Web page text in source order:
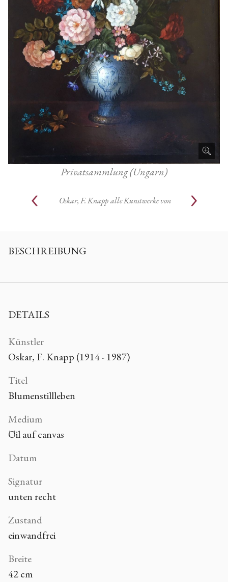
Privatsammlung (Ungarn)
Oskar, F. Knappalle Kunstwerke von
BESCHREIBUNG
DETAILS
Künstler
Oskar, F. Knapp (1914 - 1987)
Titel
Blumenstillleben
Medium
Öil auf canvas
Datum
Signatur
unten recht
Zustand
einwandfrei
Breite
42 cm